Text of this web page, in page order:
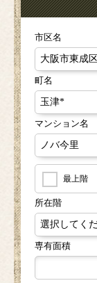
市区名
町名
マンション名
最上階
所在階
専有面積